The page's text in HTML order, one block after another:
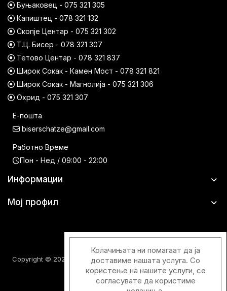
Буњаковец - 075 321 305
Капиштец - 078 321 132
Скопје Центар - 075 321 302
Т.Ц. Бисер - 078 321 307
Тетово Центар - 078 321 837
Широк Сокак - Камен Мост - 078 321 821
Широк Сокак - Магнолија - 075 321 306
Охрид - 075 321 307
Е-пошта
biserschatze@gmail.com
Работно Време
Пон - Нед / 09:00 - 22:00
Информации
Мој профил
Copyright © 2026 Шатци Парфимерии. Сите права задржани.
Колачињата ни помагаат да ја
доставиме нашата услуга. Со
користење на нашите услуги, се
согласувате да користиме